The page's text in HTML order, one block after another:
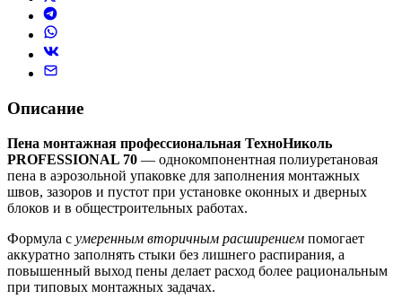
Описание
Пена монтажная профессиональная ТехноНиколь
PROFESSIONAL 70 — однокомпонентная полиуретановая
пена в аэрозольной упаковке для заполнения монтажных
швов, зазоров и пустот при установке оконных и дверных
блоков и в общестроительных работах.
Формула с умеренным вторичным расширением помогает
аккуратно заполнять стыки без лишнего распирания, а
повышенный выход пены делает расход более рациональным
при типовых монтажных задачах.